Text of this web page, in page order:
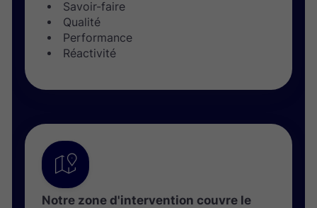
Savoir-faire
Qualité
Performance
Réactivité
Notre zone d'intervention couvre le